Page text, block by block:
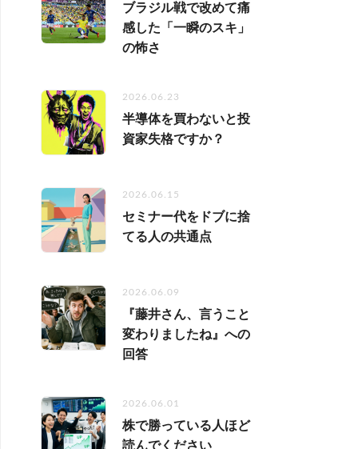
ブラジル戦で改めて痛
感した「一瞬のスキ」
の怖さ
2026.06.23
半導体を買わないと投
資家失格ですか？
2026.06.15
セミナー代をドブに捨
てる人の共通点
2026.06.09
『藤井さん、言うこと
変わりましたね』への
回答
2026.06.01
株で勝っている人ほど
読んでください